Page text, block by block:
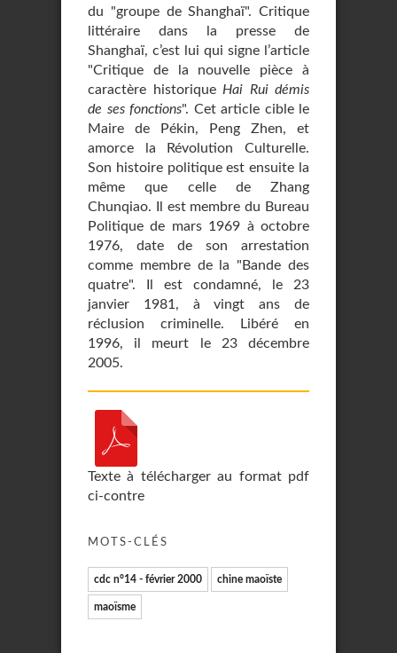
du "groupe de Shanghaï". Critique
littéraire dans la presse de
Shanghaï, c’est lui qui signe l’article
"Critique de la nouvelle pièce à
caractère historique Hai Rui démis
de ses fonctions". Cet article cible le
Maire de Pékin, Peng Zhen, et
amorce la Révolution Culturelle.
Son histoire politique est ensuite la
même que celle de Zhang
Chunqiao. Il est membre du Bureau
Politique de mars 1969 à octobre
1976, date de son arrestation
comme membre de la "Bande des
quatre". Il est condamné, le 23
janvier 1981, à vingt ans de
réclusion criminelle. Libéré en
1996, il meurt le 23 décembre
2005.
Texte à télécharger au format pdf
ci-contre
MOTS-CLÉS
cdc n°14 - février 2000 chine maoïste
maoïsme